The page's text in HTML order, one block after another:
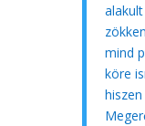
mind
köre